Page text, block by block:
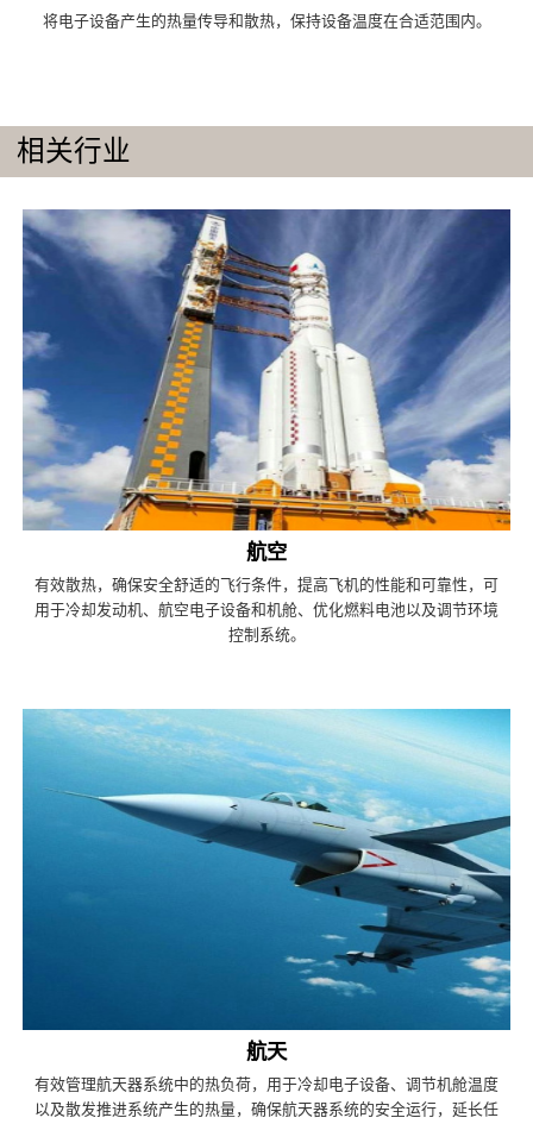
将电子设备产生的热量传导和散热，保持设备温度在合适范围内。
相关行业
航空
有效散热，确保安全舒适的飞行条件，提高飞机的性能和可靠性，可
用于冷却发动机、航空电子设备和机舱、优化燃料电池以及调节环境
控制系统。
航天
有效管理航天器系统中的热负荷，用于冷却电子设备、调节机舱温度
以及散发推进系统产生的热量，确保航天器系统的安全运行，延长任